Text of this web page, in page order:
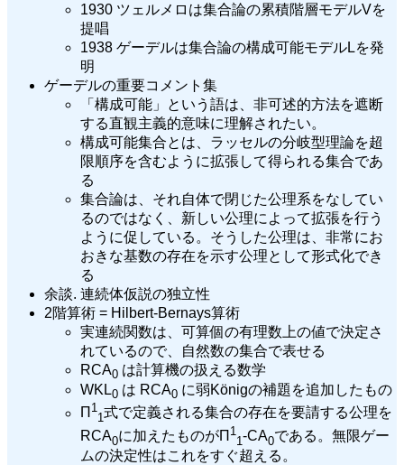
1930 ツェルメロは集合論の累積階層モデルVを
提唱
1938 ゲーデルは集合論の構成可能モデルLを発
明
ゲーデルの重要コメント集
「構成可能」という語は、非可述的方法を遮断
する直観主義的意味に理解されたい。
構成可能集合とは、ラッセルの分岐型理論を超
限順序を含むように拡張して得られる集合であ
る
集合論は、それ自体で閉じた公理系をなしてい
るのではなく、新しい公理によって拡張を行う
ように促している。そうした公理は、非常にお
おきな基数の存在を示す公理として形式化でき
る
余談. 連続体仮説の独立性
2階算術 = Hilbert-Bernays算術
実連続関数は、可算個の有理数上の値で決定さ
れているので、自然数の集合で表せる
RCA0 は計算機の扱える数学
WKL0 は RCA0 に弱Königの補題を追加したもの
Π 1
1 式で定義される集合の存在を要請する公理を
RCA0に加えたものがΠ 1
1-CA0である。無限ゲー
ムの決定性はこれをすぐ超える。